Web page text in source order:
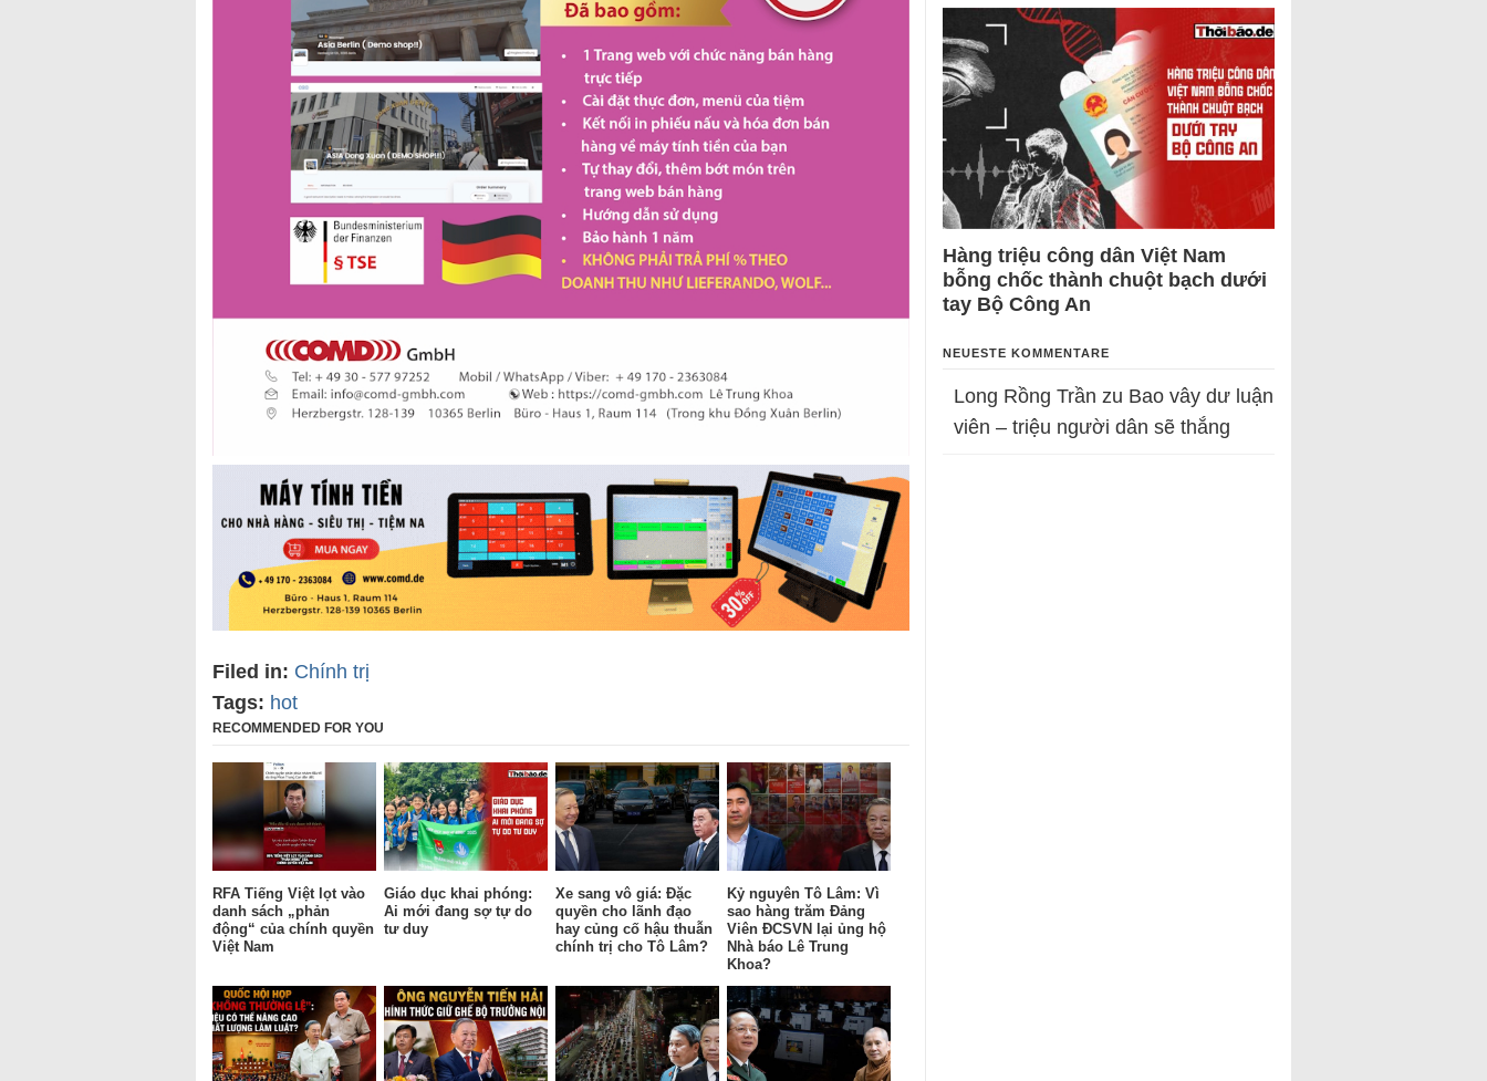
Filed in: Chính trị
Tags: hot
RECOMMENDED FOR YOU
RFA Tiếng Việt lọt vào
danh sách „phản
động“ của chính quyền
Việt Nam
Giáo dục khai phóng:
Ai mới đang sợ tự do
tư duy
Xe sang vô giá: Đặc
quyền cho lãnh đạo
hay củng cố hậu thuẫn
chính trị cho Tô Lâm?
Kỷ nguyên Tô Lâm: Vì
sao hàng trăm Đảng
Viên ĐCSVN lại ủng hộ
Nhà báo Lê Trung
Khoa?
Hàng triệu công dân Việt Nam
bỗng chốc thành chuột bạch dưới
tay Bộ Công An
NEUESTE KOMMENTARE
Long Rồng Trần zu Bao vây dư luận
viên – triệu người dân sẽ thắng